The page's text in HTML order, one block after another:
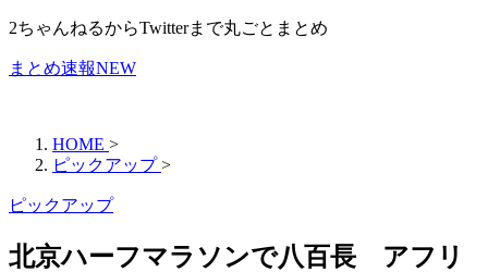
2ちゃんねるからTwitterまで丸ごとまとめ
まとめ速報NEW
HOME >
ピックアップ >
ピックアップ
北京ハーフマラソンで八百長 アフリ